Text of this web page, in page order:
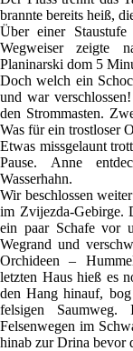
brannte bereits heiß,
Über einer
Wegweiser zeigte
Planinarski dom 5
Doch welch ein
und war
den Strommasten.
Was für ein trostloser
Etwas missgelaunt
Pause. Anne
Wasserhahn.
Wir beschlossen
im Zvijezda-Gebirge.
ein paar Schafe vor
Wegrand und
Orchideen –
letzten Haus hieß es
den Hang hinauf,
felsigen
Felsenwegen im
hinab zur Drina bevor